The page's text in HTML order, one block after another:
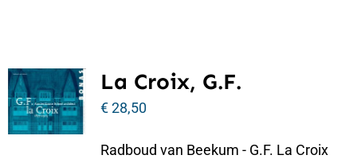
La Croix, G.F.
€28,50
Radboud van Beekum - G.F. La Croix